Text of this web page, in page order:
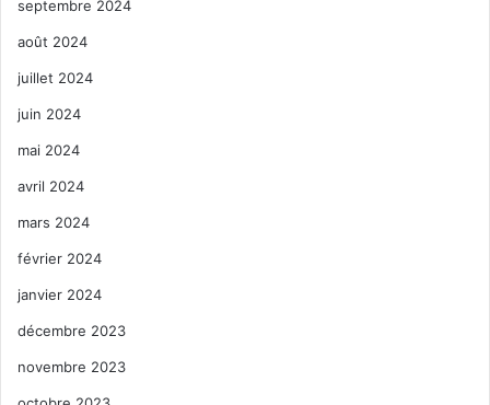
septembre 2024
août 2024
juillet 2024
juin 2024
mai 2024
avril 2024
mars 2024
février 2024
janvier 2024
décembre 2023
novembre 2023